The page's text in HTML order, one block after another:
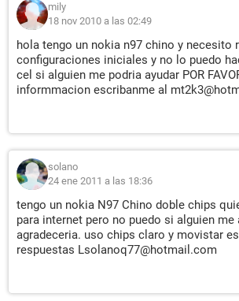
mily
18 nov 2010 a las 02:49
hola tengo un nokia n97 chino y necesito
configuraciones iniciales y no lo puedo
cel si alguien me podria ayudar POR
informmacion escribanme al
solano
24 ene 2011 a las 18:36
tengo un nokia N97 Chino doble chips
para internet pero no puedo si alguien me
agradeceria. uso chips claro y movistar
respuestas Lsolanoq77@hotmail.com